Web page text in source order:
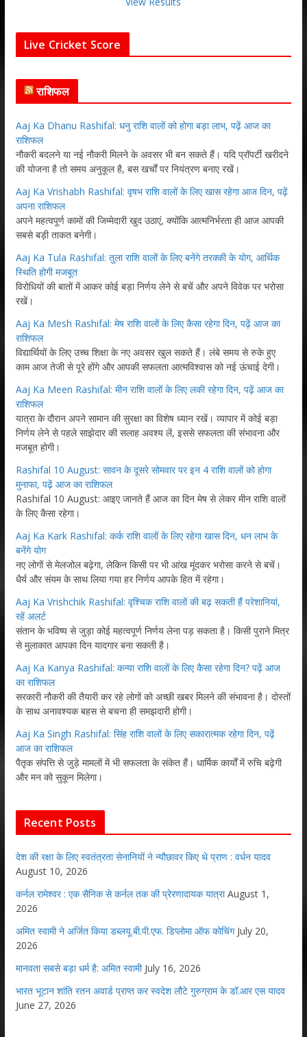
Live Cricket Score
राशिफल
Aaj Ka Dhanu Rashifal: धनु राशि वालों को होगा बड़ा लाभ, पढ़ें आज का
राशिफल
नौकरी बदलने या नई नौकरी मिलने के अवसर भी बन सकते हैं। यदि प्रॉपर्टी खरीदने
की योजना है तो समय अनुकूल है, बस खर्चों पर नियंत्रण बनाए रखें।
Aaj Ka Vrishabh Rashifal: वृषभ राशि वालों के लिए खास रहेगा आज दिन, पढ़ें
अपना राशिफल
अपने महत्वपूर्ण कामों की जिम्मेदारी खुद उठाएं, क्योंकि आत्मनिर्भरता ही आज आपकी
सबसे बड़ी ताकत बनेगी।
Aaj Ka Tula Rashifal: तुला राशि वालों के लिए बनेंगे तरक्की के योग, आर्थिक
स्थिति होगी मजबूत
विरोधियों की बातों में आकर कोई बड़ा निर्णय लेने से बचें और अपने विवेक पर भरोसा
रखें।
Aaj Ka Mesh Rashifal: मेष राशि वालों के लिए कैसा रहेगा दिन, पढ़ें आज का
राशिफल
विद्यार्थियों के लिए उच्च शिक्षा के नए अवसर खुल सकते हैं। लंबे समय से रुके हुए
काम आज तेजी से पूरे होंगे और आपकी सफलता आत्मविश्वास को नई ऊंचाई देगी।
Aaj Ka Meen Rashifal: मीन राशि वालों के लिए लकी रहेगा दिन, पढ़ें आज का
राशिफल
यात्रा के दौरान अपने सामान की सुरक्षा का विशेष ध्यान रखें। व्यापार में कोई बड़ा
निर्णय लेने से पहले साझेदार की सलाह अवश्य लें, इससे सफलता की संभावना और
मजबूत होगी।
Rashifal 10 August: सावन के दूसरे सोमवार पर इन 4 राशि वालों को होगा
मुनाफा, पढ़ें आज का राशिफल
Rashifal 10 August: आइए जानते हैं आज का दिन मेष से लेकर मीन राशि वालों
के लिए कैसा रहेगा।
Aaj Ka Kark Rashifal: कर्क राशि वालों के लिए रहेगा खास दिन, धन लाभ के
बनेंगे योग
नए लोगों से मेलजोल बढ़ेगा, लेकिन किसी पर भी आंख मूंदकर भरोसा करने से बचें।
धैर्य और संयम के साथ लिया गया हर निर्णय आपके हित में रहेगा।
Aaj Ka Vrishchik Rashifal: वृश्चिक राशि वालों की बढ़ सकती हैं परेशानियां,
रहें अलर्ट
संतान के भविष्य से जुड़ा कोई महत्वपूर्ण निर्णय लेना पड़ सकता है। किसी पुराने मित्र
से मुलाकात आपका दिन यादगार बना सकती है।
Aaj Ka Kanya Rashifal: कन्या राशि वालों के लिए कैसा रहेगा दिन? पढ़ें आज
का राशिफल
सरकारी नौकरी की तैयारी कर रहे लोगों को अच्छी खबर मिलने की संभावना है। दोस्तों
के साथ अनावश्यक बहस से बचना ही समझदारी होगी।
Aaj Ka Singh Rashifal: सिंह राशि वालों के लिए सकारात्मक रहेगा दिन, पढ़ें
आज का राशिफल
पैतृक संपत्ति से जुड़े मामलों में भी सफलता के संकेत हैं। धार्मिक कार्यों में रुचि बढ़ेगी
और मन को सुकून मिलेगा।
Recent Posts
देश की रक्षा के लिए स्वतंत्रता सेनानियों ने न्यौछावर किए थे प्राण : वर्धन यादव
August 10, 2026
कर्नल रामेश्वर : एक सैनिक से कर्नल तक की प्रेरणादायक यात्रा August 1,
2026
अमित स्वामी ने अर्जित किया डब्लयू.बी.पी.एफ. डिप्लोमा ऑफ कोचिंग July 20,
2026
मानवता सबसे बड़ा धर्म है: अमित स्वामी July 16, 2026
भारत भूटान शांति रतन अवार्ड प्राप्त कर स्वदेश लौटे गुरुग्राम के डॉ.आर एस यादव
June 27, 2026